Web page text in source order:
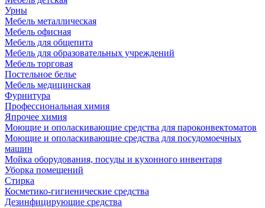
Урны
Мебель металлическая
Мебель офисная
Мебель для общепита
Мебель для образовательных учреждений
Мебель торговая
Постельное белье
Мебель медицинская
Фурнитура
Профессиональная химия
Япрочее химия
Моющие и ополаскивающие средства для пароконвектоматов
Моющие и ополаскивающие средства для посудомоечных
машин
Мойка оборудования, посуды и кухонного инвентаря
Уборка помещений
Стирка
Косметико-гигиенические средства
Дезинфицирующие средства